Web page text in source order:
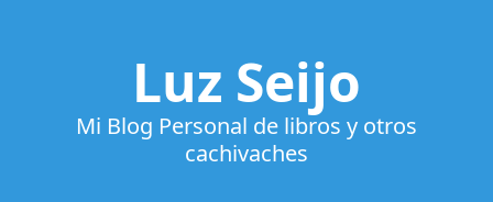
Luz Seijo
Mi Blog Personal de libros y otros
cachivaches